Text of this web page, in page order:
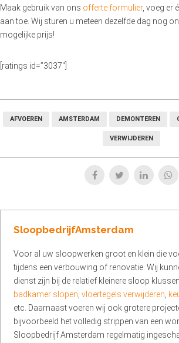
Maak gebruik van ons offerte formulier, voeg er
aan toe. Wij sturen u meteen dezelfde dag nog
mogelijke prijs!
[ratings id=”3037″]
AFVOEREN AMSTERDAM DEMONTEREN
VERWIJDEREN
SloopbedrijfAmsterdam
Voor al uw sloopwerken groot en klein die
tijdens een verbouwing of renovatie. Wij
dienst zijn bij de relatief kleinere sloop
badkamer slopen, vloertegels verwijderen,
etc. Daarnaast voeren wij ook grotere
bijvoorbeeld het volledig strippen van een
Sloopbedrijf Amsterdam regelmatig